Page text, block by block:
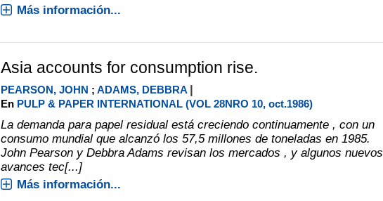
Más información...
Asia accounts for consumption rise.
PEARSON, JOHN ; ADAMS, DEBBRA |
En PULP & PAPER INTERNATIONAL (VOL 28NRO 10, oct.1986)
La demanda para papel residual está creciendo continuamente , con un
consumo mundial que alcanzó los 57,5 millones de toneladas en 1985.
John Pearson y Debbra Adams revisan los mercados , y algunos nuevos
avances tec[...]
Más información...